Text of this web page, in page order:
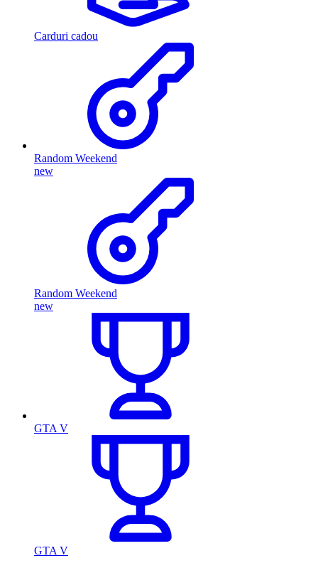
Carduri cadou
Random Weekend
new
Random Weekend
new
GTA V
GTA V